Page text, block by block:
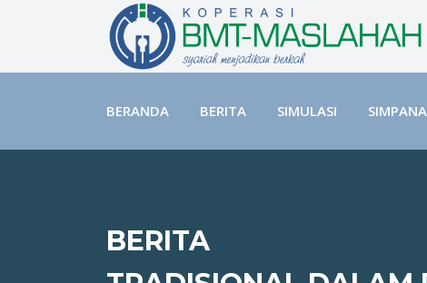
BERANDA BERITA SIMULASI
BERITA